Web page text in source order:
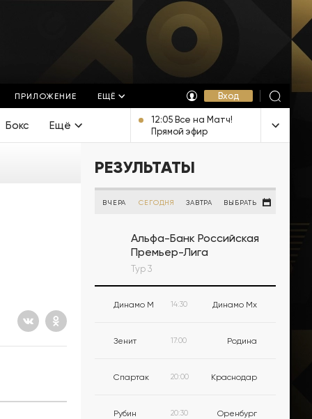
ПРИЛОЖЕНИЕ ЕЩЁ Вход
Бокс Ещё
12:05 Все на Матч!
Прямой эфир
РЕЗУЛЬТАТЫ
ВЧЕРА СЕГОДНЯ ЗАВТРА ВЫБРАТЬ
Альфа-Банк Российская
Премьер-Лига
Тур 3
Динамо М 14:30 Динамо Мх
Зенит 17:00 Родина
Спартак 20:00 Краснодар
Рубин 20:30 Оренбург